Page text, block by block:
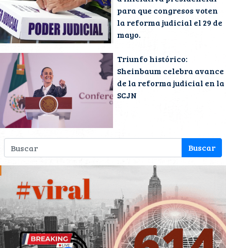
para que congresos voten
la reforma judicial el 29 de
mayo.
Triunfo histórico:
Sheinbaum celebra avance
de la reforma judicial en la
SCJN